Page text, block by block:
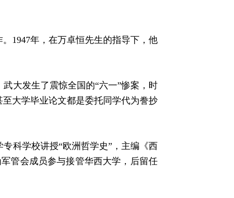
1947年，在万卓恒先生的指导下，他
大发生了震惊全国的“六一”惨案，时
大学毕业论文都是委托同学代为誊抄
科学校讲授“欧洲哲学史”，主编《西
管会成员参与接管华西大学，后留任